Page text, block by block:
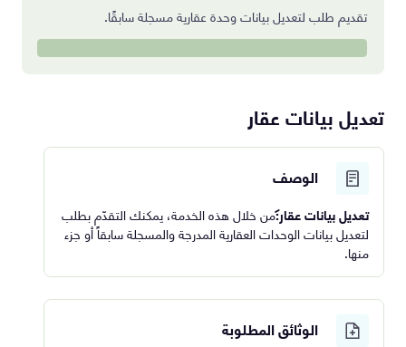
تقديم طلب لتعديل بيانات وحدة عقارية مسجلة سابقًا.
تعديل بيانات عقار
الوصف
تعديل بيانات عقار:من خلال هذه الخدمة، يمكنك التقدّم بطلب
لتعديل بيانات الوحدات العقارية المدرجة والمسجلة سابقاً أو جزء
منها.
الوثائق المطلوبة